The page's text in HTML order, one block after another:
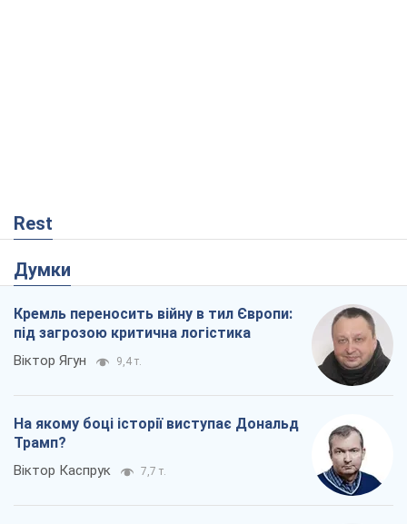
Rest
Думки
Кремль переносить війну в тил Європи:
під загрозою критична логістика
Віктор Ягун 9,4 т.
На якому боці історії виступає Дональд
Трамп?
Віктор Каспрук 7,7 т.